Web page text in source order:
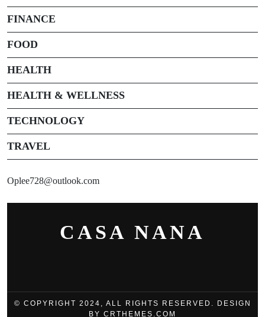
FINANCE
FOOD
HEALTH
HEALTH & WELLNESS
TECHNOLOGY
TRAVEL
Oplee728@outlook.com
CASA NANA
© COPYRIGHT 2024, ALL RIGHTS RESERVED. DESIGN
BY CRTHEMES.COM